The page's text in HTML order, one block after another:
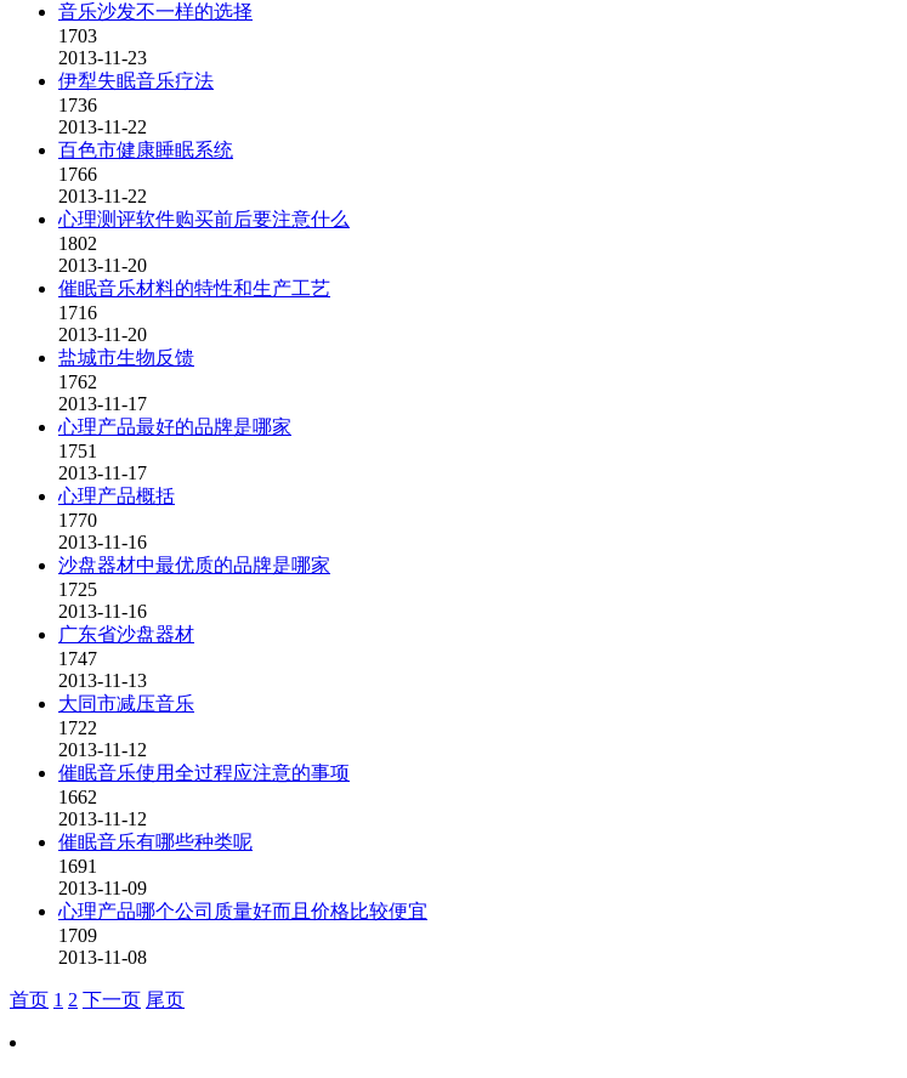
音乐沙发不一样的选择
1703
2013-11-23
伊犁失眠音乐疗法
1736
2013-11-22
百色市健康睡眠系统
1766
2013-11-22
心理测评软件购买前后要注意什么
1802
2013-11-20
催眠音乐材料的特性和生产工艺
1716
2013-11-20
盐城市生物反馈
1762
2013-11-17
心理产品最好的品牌是哪家
1751
2013-11-17
心理产品概括
1770
2013-11-16
沙盘器材中最优质的品牌是哪家
1725
2013-11-16
广东省沙盘器材
1747
2013-11-13
大同市减压音乐
1722
2013-11-12
催眠音乐使用全过程应注意的事项
1662
2013-11-12
催眠音乐有哪些种类呢
1691
2013-11-09
心理产品哪个公司质量好而且价格比较便宜
1709
2013-11-08
首页 1 2 下一页 尾页